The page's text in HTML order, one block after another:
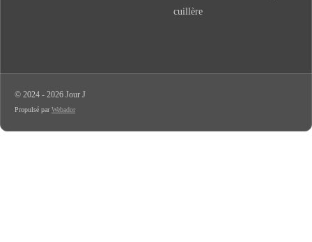
cuillère
© 2024 - 2026 Jour J
Propulsé parWebador